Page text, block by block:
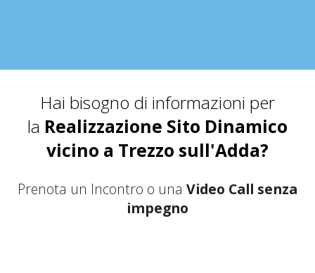
Hai bisogno di informazioni per
la Realizzazione Sito Dinamico
vicino a Trezzo sull'Adda?
Prenota un Incontro o una Video Call senza
impegno